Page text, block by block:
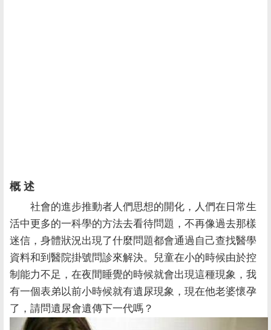
概 述
社會的進步推動者人們思想的開化，人們在日常生
活中更多的一科學的方法去看待問題，不再像過去那樣
迷信，身體狀況出現了什麼問題都會通過自己查找醫學
資料和到醫院掛號問診來解決。兒童在小的時候由於控
制能力不足，在夜間睡覺的時候就會出現這種現象，我
有一個表弟以前小時候就有遺尿現象，現在他老婆懷孕
了，請問遺尿會遺傳下一代嗎？